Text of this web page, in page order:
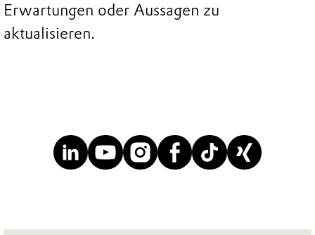
Erwartungen oder Aussagen zu
aktualisieren.